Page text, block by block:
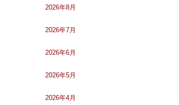
2026年8月
2026年7月
2026年6月
2026年5月
2026年4月